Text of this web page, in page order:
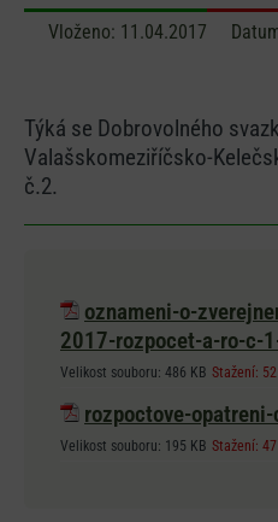
Vloženo: 11.04.2017
Týká se Dobrovolného
Valašskomeziříčsko-
č.2.
oznameni-o-
2017-rozpocet-a-ro-c-
Velikost souboru: 486 KB Stažení: 52
rozpoctove-
Velikost souboru: 195 KB Stažení: 47